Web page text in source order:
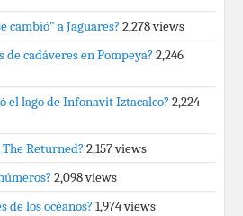
cambió” a Jaguares? 2,278 views
de cadáveres en Pompeya? 2,246
el lago de Infonavit Iztacalco? 2,224
Returned? 2,157 views
2,098 views
de los océanos? 1,974 views